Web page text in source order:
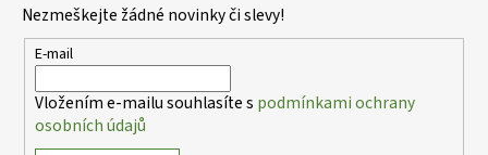
a
c
r
Nezmeškejte žádné novinky či slevy!
E-mail
Vložením e-mailu souhlasíte s podmínkami ochrany
osobních údajů